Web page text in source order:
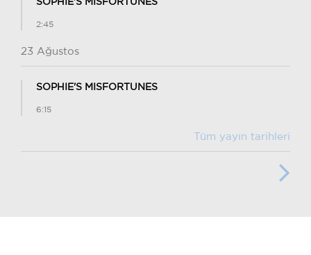
SOPHIE'S MISFORTUNES
2:45
23 Ağustos
SOPHIE'S MISFORTUNES
6:15
Tüm yayın tarihleri